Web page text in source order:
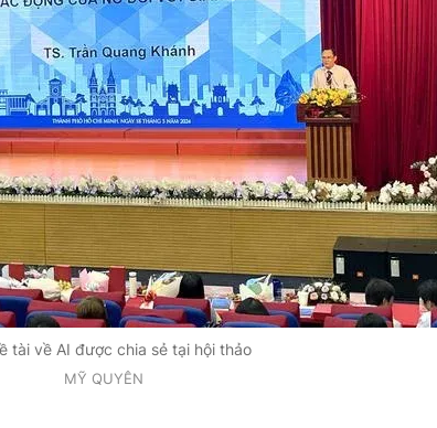
tài về AI được chia sẻ tại hội thảo
MỸ QUYÊN